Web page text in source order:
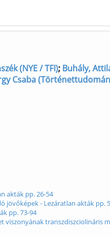
(NYE / TFI); Buhály,
Csaba
akták pp. 26-54
jövőképek - Lezáratlan akták pp.
pp. 73-94
transzdiszciolináris